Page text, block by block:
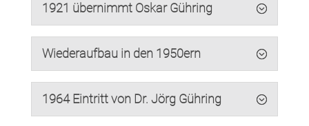
1921 übernimmt Oskar Gühring
Wiederaufbau in den 1950ern
1964 Eintritt von Dr. Jörg Gühring